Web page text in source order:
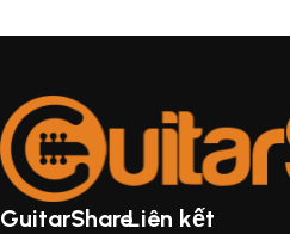
GuitarShareLiên kết